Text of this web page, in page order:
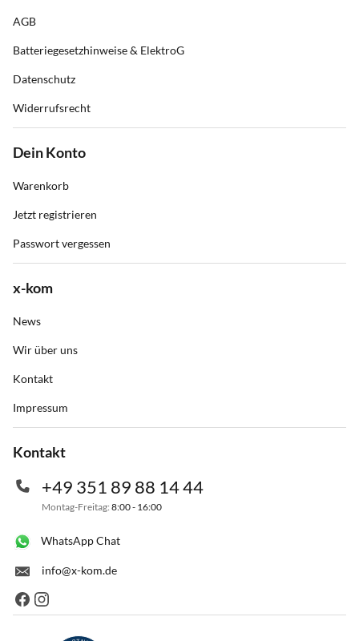
AGB
Batteriegesetzhinweise & ElektroG
Datenschutz
Widerrufsrecht
Dein Konto
Warenkorb
Jetzt registrieren
Passwort vergessen
x-kom
News
Wir über uns
Kontakt
Impressum
Kontakt
+49 351 89 88 14 44
Montag-Freitag: 8:00 - 16:00
WhatsApp Chat
info@x-kom.de